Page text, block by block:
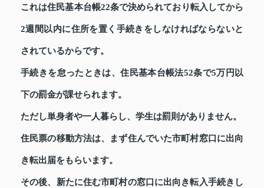
これは住民基本台帳22条で決められており転入してから
2週間以内に住所を置く手続きをしなければならないと
されているからです。
手続きを怠ったときは、住民基本台帳法52条で5万円以
下の罰金が課せられます。
ただし単身者や一人暮らし、学生は罰則がありません。
住民票の移動方法は、まず住んでいた市町村窓口に出向
き転出届をもらいます。
その後、新たに住む市町村の窓口に出向き転入手続きし